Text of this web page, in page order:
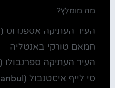
מה מומלץ?
העיר העתיקה אספנדוס (Aspendos)
חמאם טורקי באנטליה
העיר העתיקה ספרנבולו (Safranbolu)
סי לייף איסטנבול (SEA LIFE Istanbul)